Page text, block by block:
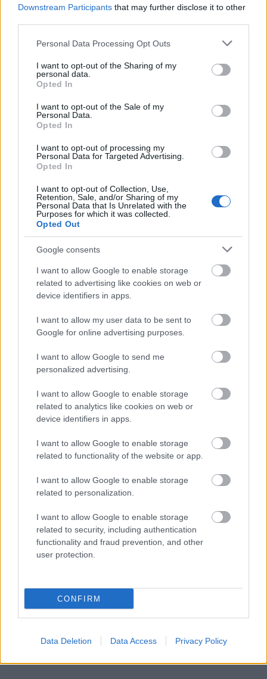
Downstream Participants that may further disclose it to other
Please note that this website/app uses one or more Google
not limited to your visit or usage behaviour. You may click to
grant or deny consent to Google and its third-party tags to
use your data for below specified purposes in below Google
consent section.
Personal Data Processing Opt Outs
I want to opt-out of the Sharing of my
personal data.
Opted In
I want to opt-out of the Sale of my
Personal Data.
Opted In
I want to opt-out of processing my
Personal Data for Targeted Advertising.
Opted In
I want to opt-out of Collection, Use,
Retention, Sale, and/or Sharing of my
Personal Data that Is Unrelated with the
Purposes for which it was collected.
Opted Out
Google consents
I want to allow Google to enable storage
related to advertising like cookies on web or
device identifiers in apps.
I want to allow my user data to be sent to
Google for online advertising purposes.
I want to allow Google to send me
personalized advertising.
I want to allow Google to enable storage
related to analytics like cookies on web or
device identifiers in apps.
I want to allow Google to enable storage
related to functionality of the website or app.
I want to allow Google to enable storage
related to personalization.
I want to allow Google to enable storage
related to security, including authentication
functionality and fraud prevention, and other
user protection.
CONFIRM
Data Deletion Data Access Privacy Policy
@Tarudi:
Tarudi
@maxval a gondolkodó birca
Fontossági sorrendben haladva, azért ez a
valótlanságod sem maradhat ki:
"A kommunizmus legnagyobb áldozata az orosz
százmillió halott, akiket az "eszme" nevében
gyilkoltak meg a kommunisták. Ehhez vegyük hozzá
azt a félmilliárdot, akinek "csak" az életét tette
tönkre a kommunizmus, többek közt hazánkban is. S
teszi tönkre még ma is, például az ízig-vérig
Venezuelában és a "piaci" kommunista Kínában,
vagy Vietnamban.
Tehát a kommunizmus EGYIK áldozata az orosz nép.
Így már igaz az állítás.
tobeor
@maxval a gondolkodó birca: te mint közíró? :) Na és
mesélj hol írsz? :) Szent István is fanatikus volt ugye,
Idióta...
randomuser1
sztem most kéne visszakérni kárpátalját mert még
az oláhok elkapkodják előlünk :)
12 éve
@maxval a gondolkodó birca: miaz hogy közíró?
rendes troll.